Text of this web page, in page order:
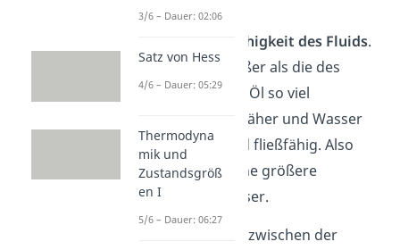
Zähigkeit des Fluids.
Die des Öls ist größer als die des
Wassers. Daher ist Öl so viel
dickflüssiger und zäher und Wasser
so dünnflüssig und fließfähig. Also
sagst du, Öl hat eine größere
Viskosität
als Wasser.
Du unterscheidest zwischen der
3/6 – Dauer: 02:06
Satz von Hess
4/6 – Dauer: 05:29
Thermodyna
mik und
Zustandsgröß
en I
5/6 – Dauer: 06:27